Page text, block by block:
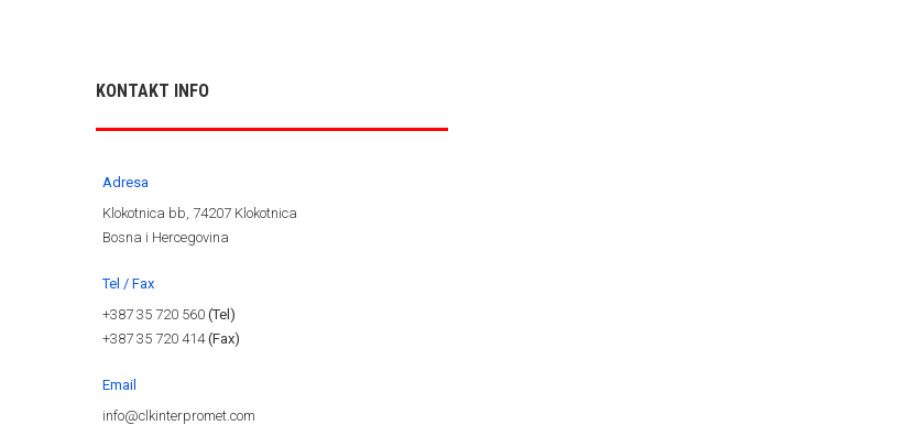
KONTAKT INFO
Adresa
Klokotnica bb, 74207 Klokotnica
Bosna i Hercegovina
Tel / Fax
+387 35 720 560 (Tel)
+387 35 720 414(Fax)
Email
info@clkinterpromet.com